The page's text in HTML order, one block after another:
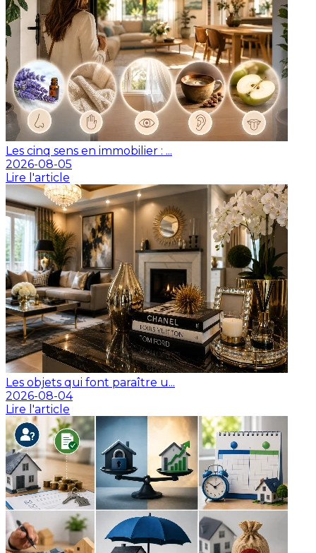
Les cinq sens en immobilier : ...
2026-08-05
Lire l'article
Les objets qui font paraître u...
2026-08-04
Lire l'article